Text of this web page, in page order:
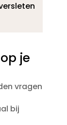
je
vragen
bij